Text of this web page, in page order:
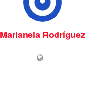
Marianela Rodríguez